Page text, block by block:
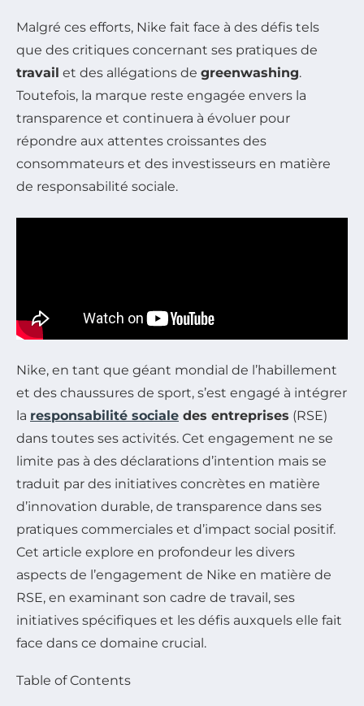
Malgré ces efforts, Nike fait face à des défis tels
que des critiques concernant ses pratiques de
travail et des allégations de greenwashing.
Toutefois, la marque reste engagée envers la
transparence et continuera à évoluer pour
répondre aux attentes croissantes des
consommateurs et des investisseurs en matière
de responsabilité sociale.
Nike, en tant que géant mondial de l’habillement
et des chaussures de sport, s’est engagé à intégrer
la responsabilité sociale des entreprises (RSE)
dans toutes ses activités. Cet engagement ne se
limite pas à des déclarations d’intention mais se
traduit par des initiatives concrètes en matière
d’innovation durable, de transparence dans ses
pratiques commerciales et d’impact social positif.
Cet article explore en profondeur les divers
aspects de l’engagement de Nike en matière de
RSE, en examinant son cadre de travail, ses
initiatives spécifiques et les défis auxquels elle fait
face dans ce domaine crucial.
Table of Contents